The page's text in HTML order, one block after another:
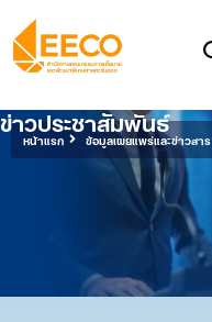
หน้าแรก ข้อมูลเผยแพร่และข่าวสาร
ข่าวประชาสัมพันธ์